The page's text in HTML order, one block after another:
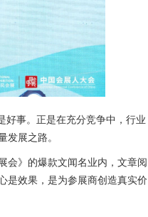
好事。正是在充分竞争中，行业
发展之路。
会》的爆款文闻名业内，文章阅
是效果，是为参展商创造真实价